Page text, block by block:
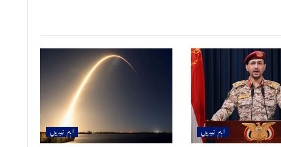
اہم خبریں اہم خبریں